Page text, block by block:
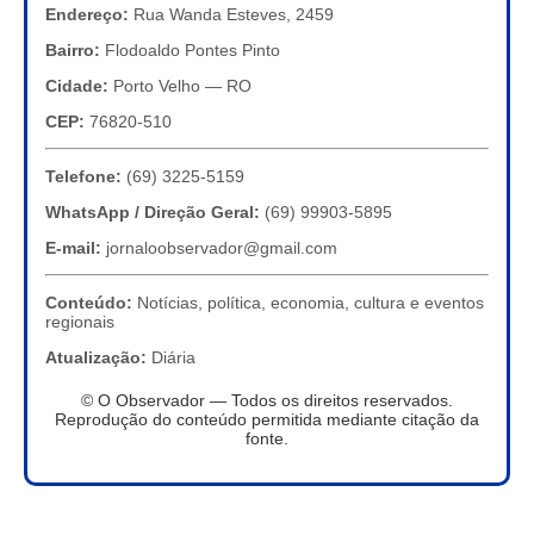
Endereço: Rua Wanda Esteves, 2459
Bairro: Flodoaldo Pontes Pinto
Cidade: Porto Velho — RO
CEP: 76820-510
Telefone: (69) 3225-5159
WhatsApp / Direção Geral: (69) 99903-5895
E-mail: jornaloobservador@gmail.com
Conteúdo: Notícias, política, economia, cultura e eventos
regionais
Atualização: Diária
© O Observador — Todos os direitos reservados.
Reprodução do conteúdo permitida mediante citação da
fonte.